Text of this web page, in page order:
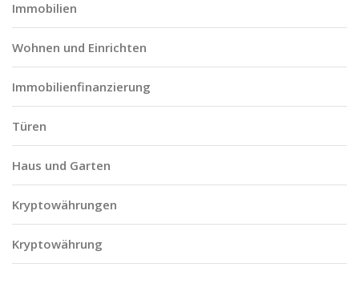
Immobilien
Wohnen und Einrichten
Immobilienfinanzierung
Türen
Haus und Garten
Kryptowährungen
Kryptowährung